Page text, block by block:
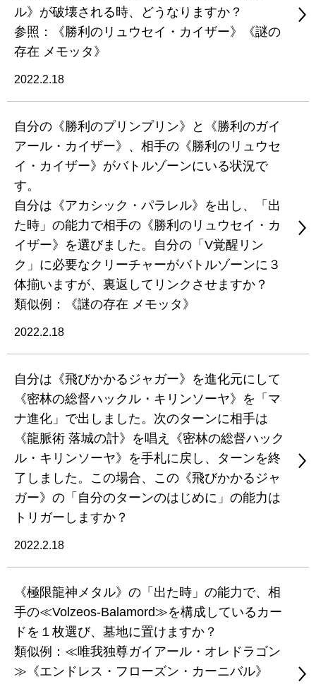
ル》が破壊される時、どうなりますか？
参照：《勝利のリュウセイ・カイザー》《謎の
存在 メモッタ》
2022.2.18
自分の《勝利のプリンプリン》と《勝利のガイ
アール・カイザー》、相手の《勝利のリュウセ
イ・カイザー》がバトルゾーンにいる状況で
す。
自分は《アカシック・パラレル》を出し、「出
た時」の能力で相手の《勝利のリュウセイ・カ
イザー》を選びました。自分の「V覚醒リン
ク」に必要なクリーチャーがバトルゾーンに３
体揃いますが、裏返してリンクさせますか？
類似例：《謎の存在 メモッタ》
2022.2.18
自分は《飛びかかるジャガー》を進化元にして
《密林の総督ハックル・キリンソーヤ》を「マ
ナ進化」で出しました。次のターンに相手は
《龍脈術 落城の計》を唱え《密林の総督ハック
ル・キリンソーヤ》を手札に戻し、ターンを終
了しました。この場合、この《飛びかかるジャ
ガー》の「自分のターンのはじめに」の能力は
トリガーしますか？
2022.2.18
《極限龍神メタル》の「出た時」の能力で、相
手の≪Volzeos-Balamord≫を構成しているカー
ドを１枚選び、墓地に置けますか？
類似例：≪唯我独尊ガイアール・オレドラゴン
≫《エンドレス・フローズン・カーニバル》